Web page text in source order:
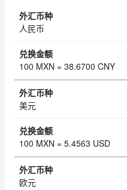
人民币
100 MXN = 38.6700 CNY
美元
100 MXN = 5.4563 USD
欧元